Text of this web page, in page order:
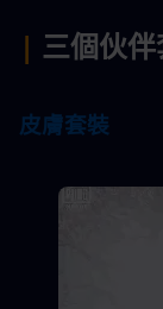
| 三個伙
皮膚套裝​